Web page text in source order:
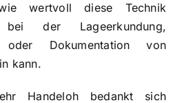
wertvoll diese Technik
bei der Lageerkundung,
oder Dokumentation von
kann.
Handeloh bedankt sich